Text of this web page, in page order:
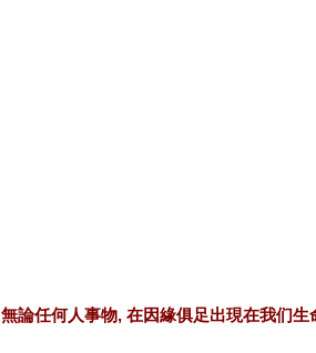
論任何人事物, 在因緣俱足出現在我们生